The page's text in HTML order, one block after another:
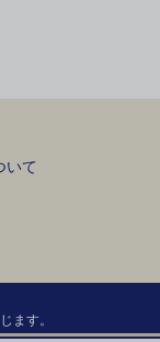
いて
ます。